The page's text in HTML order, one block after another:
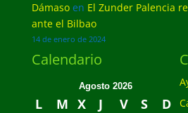
Dámasoen El Zunder Palencia
ante el Bilbao
14 de enero de 2024
Calendario
Agosto 2026
L M X J V S
D